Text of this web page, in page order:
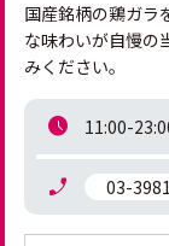
国産銘柄の鶏ガラ
な味わいが自慢の
みください。
11:00-
03-